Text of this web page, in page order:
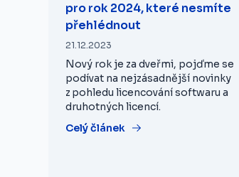
pro rok 2024, které nesmíte
přehlédnout
21.12.2023
Nový rok je za dveřmi, pojďme se
podívat na nejzásadnější novinky
z pohledu licencování softwaru a
druhotných licencí.
Celý článek